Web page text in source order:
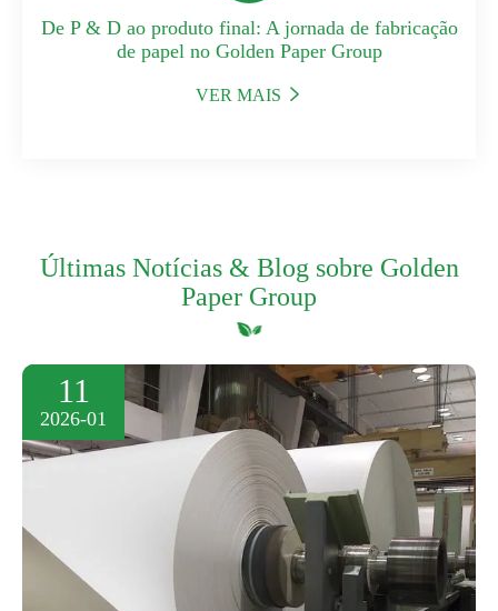
De P & D ao produto final: A jornada de fabricação
de papel no Golden Paper Group
VER MAIS 
Últimas Notícias & Blog sobre Golden
Paper Group
11
2026-01